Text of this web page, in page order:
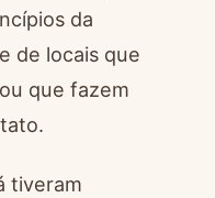
da
de locais que
que fazem
tiveram